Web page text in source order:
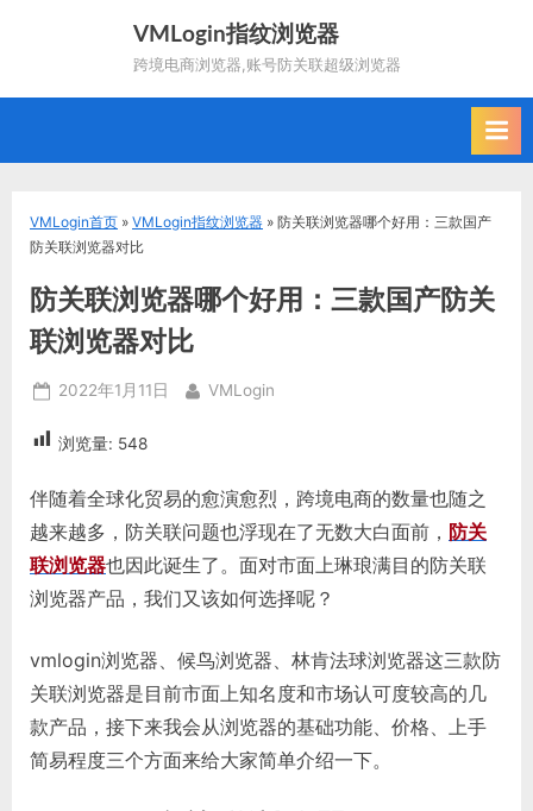
VMLogin指纹浏览器
跨境电商浏览器,账号防关联超级浏览器
VMLogin首页 » VMLogin指纹浏览器 » 防关联浏览器哪个好用：三款国产
防关联浏览器对比
防关联浏览器哪个好用：三款国产防关
联浏览器对比
Posted
2022年1月11日 By
VMLogin
浏览量: 548
伴随着全球化贸易的愈演愈烈，跨境电商的数量也随之
越来越多，防关联问题也浮现在了无数大白面前， 防关
联浏览器也因此诞生了。面对市面上琳琅满目的防关联
浏览器产品，我们又该如何选择呢？
vmlogin浏览器、候鸟浏览器、林肯法球浏览器这三款防
关联浏览器是目前市面上知名度和市场认可度较高的几
款产品，接下来我会从浏览器的基础功能、价格、上手
简易程度三个方面来给大家简单介绍一下。